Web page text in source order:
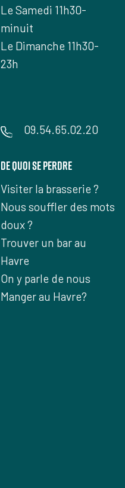
Le Samedi 11h30-
minuit
Le Dimanche 11h30-
23h
09.54.65.02.20
De quoi se perdre
Visiter la brasserie ?
Nous souffler des mots
doux ?
Trouver un bar au
Havre
On y parle de nous
Manger au Havre?